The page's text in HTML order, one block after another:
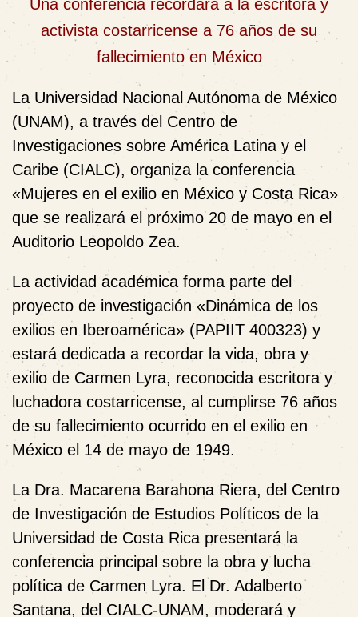
Una conferencia recordará a la escritora y
activista costarricense a 76 años de su
fallecimiento en México
La Universidad Nacional Autónoma de México
(UNAM), a través del Centro de
Investigaciones sobre América Latina y el
Caribe (CIALC), organiza la conferencia
«Mujeres en el exilio en México y Costa Rica»
que se realizará el próximo 20 de mayo en el
Auditorio Leopoldo Zea.
La actividad académica forma parte del
proyecto de investigación «Dinámica de los
exilios en Iberoamérica» (PAPIIT 400323) y
estará dedicada a recordar la vida, obra y
exilio de Carmen Lyra, reconocida escritora y
luchadora costarricense, al cumplirse 76 años
de su fallecimiento ocurrido en el exilio en
México el 14 de mayo de 1949.
La Dra. Macarena Barahona Riera, del Centro
de Investigación de Estudios Políticos de la
Universidad de Costa Rica presentará la
conferencia principal sobre la obra y lucha
política de Carmen Lyra. El Dr. Adalberto
Santana, del CIALC-UNAM, moderará y